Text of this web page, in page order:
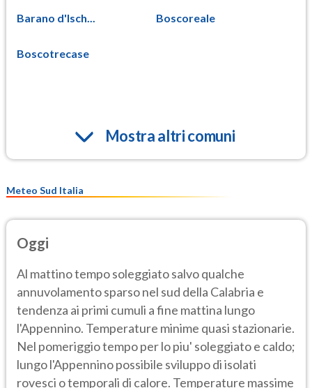
Barano d'Isch... Boscoreale
Boscotrecase
Mostra altri comuni
Meteo Sud Italia
Oggi
Al mattino tempo soleggiato salvo qualche
annuvolamento sparso nel sud della Calabria e
tendenza ai primi cumuli a fine mattina lungo
l'Appennino. Temperature minime quasi stazionarie.
Nel pomeriggio tempo per lo piu' soleggiato e caldo;
lungo l'Appennino possibile sviluppo di isolati
rovesci o temporali di calore. Temperature massime